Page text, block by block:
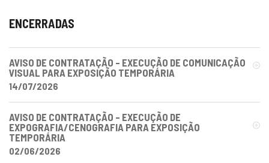
ENCERRADAS
AVISO DE CONTRATAÇÃO – EXECUÇÃO DE COMUNICAÇÃO
VISUAL PARA EXPOSIÇÃO TEMPORÁRIA
14/07/2026
AVISO DE CONTRATAÇÃO – EXECUÇÃO DE
EXPOGRAFIA/CENOGRAFIA PARA EXPOSIÇÃO
TEMPORÁRIA
02/06/2026